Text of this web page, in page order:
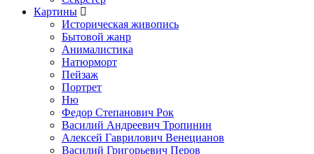
Картины
Историческая живопись
Бытовой жанр
Анималистика
Натюрморт
Пейзаж
Портрет
Ню
Федор Степанович Рок
Василий Андреевич Тропинин
Алексей Гаврилович Венецианов
Василий Григорьевич Перов